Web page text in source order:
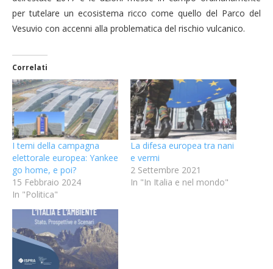
per tutelare un ecosistema ricco come quello del Parco del
Vesuvio con accenni alla problematica del rischio vulcanico.
Correlati
I temi della campagna
elettorale europea: Yankee
go home, e poi?
15 Febbraio 2024
In "Politica"
La difesa europea tra nani
e vermi
2 Settembre 2021
In "In Italia e nel mondo"